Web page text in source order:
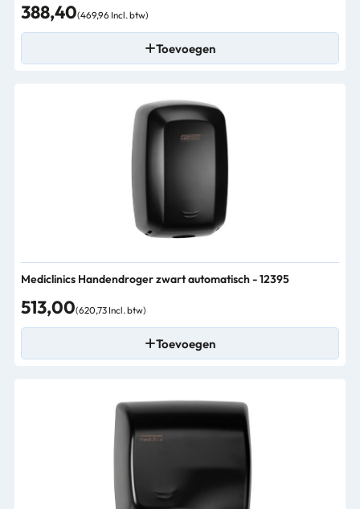
388,40(469,96 Incl. btw)
Toevoegen
Mediclinics Handendroger zwart automatisch - 12395
513,00(620,73 Incl. btw)
Toevoegen